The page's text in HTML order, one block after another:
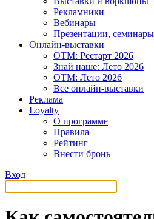
Рекламники
Вебинары
Презентации,
Онлайн-выставки
OTM: Рестарт 2026
Знай наше: Лето 2026
OTM: Лето 2026
Все онлайн-выставки
Реклама
Loyalty
О программе
Правила
Рейтинг
Внести бронь
Вход